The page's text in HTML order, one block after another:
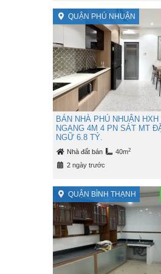
QUẬN PHÚ NHUẬN
BÁN NHÀ PHÚ NHUẬN
NGANG 4M 4 PN SÁT MT
NGỮ 6.8 TỶ.
Nhà đất bán 40m2
2 ngày trước
QUẬN BÌNH THẠNH